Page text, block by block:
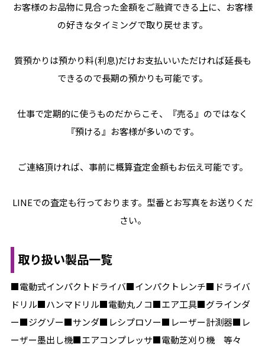
お客様のお品物に見合った金額をご融資できる上に、お客様
の好きなタイミングで取り戻せます。
質預かりは預かり料(利息)だけお支払いいただければ延長も
できるので長期の預かりも可能です。
仕事で定期的に使うものだからこそ、『売る』のではなく
『預ける』お客様が多いのです。
ご連絡頂ければ、事前に概算査定金額もお伝え可能です。
LINEでの査定も行っております。型番とお写真をお送りくだ
さい。
取り扱い製品一覧
■電動式インパクトドライバ■インパクトレンチ■ドライバ
ドリル■ハンマドリル■電動丸ノコ■エア工具■グラインダ
ー■ジグゾー■サンダ■レシプロソー■レーザー計測器■レ
ーザー墨出し機■エアコンプレッサ■電動芝刈り機 等々